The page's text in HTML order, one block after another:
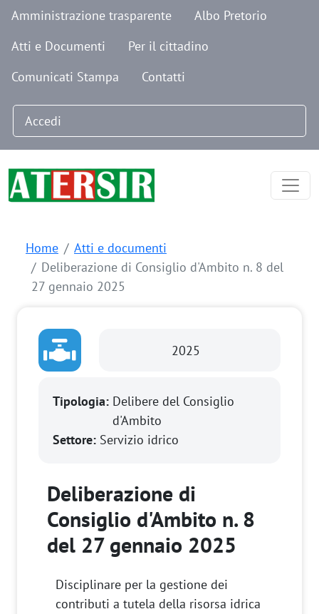
Salta al contenuto principale
Navigazione secondaria
Amministrazione trasparente
Albo Pretorio
Atti e Documenti
Per il cittadino
Comunicati Stampa
Contatti
Menu profilo utente
Accedi
Home
Atti e documenti
Deliberazione di Consiglio d'Ambito n. 8 del
27 gennaio 2025
2025
Tipologia: Delibere del Consiglio
d'Ambito
Settore: Servizio idrico
Deliberazione di
Consiglio d'Ambito n. 8
del 27 gennaio 2025
Disciplinare per la gestione dei
contributi a tutela della risorsa idrica